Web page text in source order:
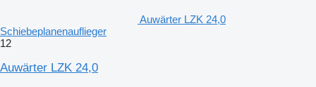
Auwärter LZK 24,0
Schiebeplanenauflieger
12
Auwärter LZK 24,0